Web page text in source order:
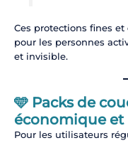
Ces protections fines
pour les personnes
et invisible.
🩵 Packs de
économique et
Pour les utilisateurs